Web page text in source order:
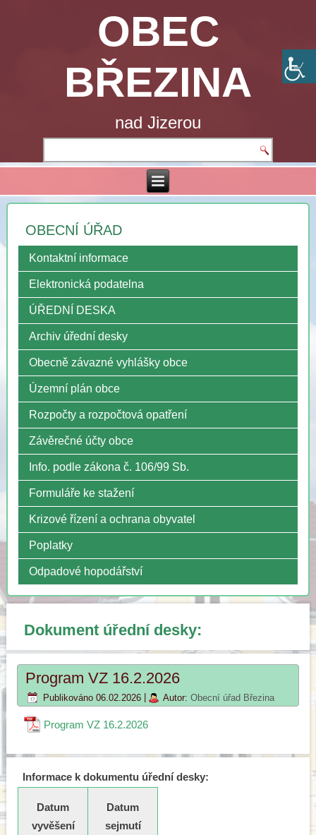
OBEC
BŘEZINA
nad Jizerou
OBECNÍ ÚŘAD
Kontaktní informace
Elektronická podatelna
ÚŘEDNÍ DESKA
Archiv úřední desky
Obecně závazné vyhlášky obce
Územní plán obce
Rozpočty a rozpočtová opatření
Závěrečné účty obce
Info. podle zákona č. 106/99 Sb.
Formuláře ke stažení
Krizové řízení a ochrana obyvatel
Poplatky
Odpadové hopodářství
Dokument úřední desky:
Program VZ 16.2.2026
Publikováno 06.02.2026 Autor: Obecní úřad Březina
Program VZ 16.2.2026
Informace k dokumentu úřední desky:
Datum
vyvěšení
Datum
sejmutí